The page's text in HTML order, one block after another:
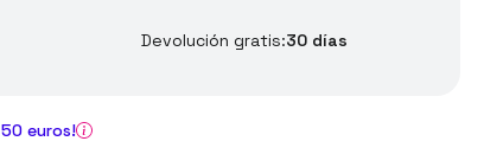
Devolución gratis:30 días
euros!